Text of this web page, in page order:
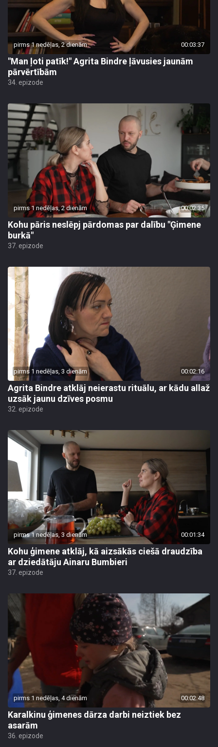
pirms 1 nedēļas, 2 dienām 00:03:37
"Man ļoti patīk!" Agrita Bindre ļāvusies jaunām
pārvērtībām
34. epizode
pirms 1 nedēļas, 2 dienām 00:02:35
Kohu pāris neslēpj pārdomas par dalību "Ģimene
burkā"
37. epizode
pirms 1 nedēļas, 3 dienām 00:02:16
Agrita Bindre atklāj neierastu rituālu, ar kādu allaž
uzsāk jaunu dzīves posmu
32. epizode
pirms 1 nedēļas, 3 dienām 00:01:34
Kohu ģimene atklāj, kā aizsākās ciešā draudzība
ar dziedātāju Ainaru Bumbieri
37. epizode
pirms 1 nedēļas, 4 dienām 00:02:48
Karalkinu ģimenes dārza darbi neiztiek bez
asarām
36. epizode